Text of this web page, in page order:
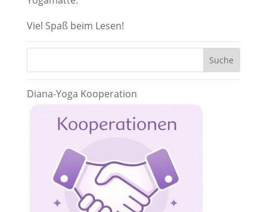
Viel Spaß beim Lesen!
Diana-Yoga Kooperation